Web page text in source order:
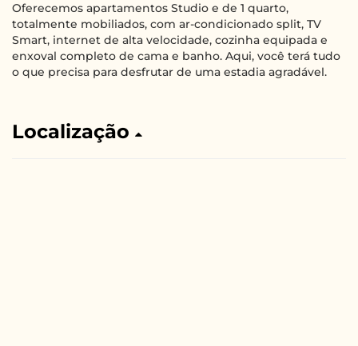
Oferecemos apartamentos Studio e de 1 quarto,
totalmente mobiliados, com ar-condicionado split, TV
Smart, internet de alta velocidade, cozinha equipada e
enxoval completo de cama e banho. Aqui, você terá tudo
o que precisa para desfrutar de uma estadia agradável.
Localização